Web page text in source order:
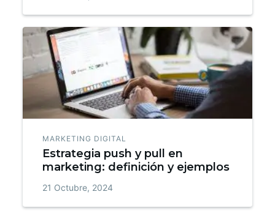
MARKETING DIGITAL
Estrategia push y pull en
marketing: definición y ejemplos
21 Octubre, 2024